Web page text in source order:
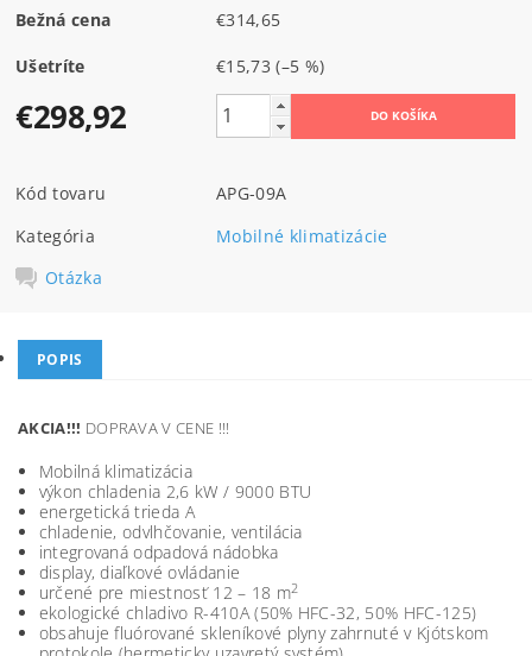
Bežná cena €314,65
Ušetríte €15,73(–5 %)
€298,92
Kód tovaru
APG-09A
Kategória
Mobilné klimatizácie
Otázka
POPIS
AKCIA!!! DOPRAVA V CENE !!!
Mobilná klimatizácia
výkon chladenia 2,6 kW / 9000 BTU
energetická trieda A
chladenie, odvlhčovanie, ventilácia
integrovaná odpadová nádobka
display, diaľkové ovládanie
určené pre miestnosť 12 – 18 m2
ekologické chladivo R-410A (50% HFC-32, 50% HFC-125)
obsahuje fluórované skleníkové plyny zahrnuté v Kjótskom